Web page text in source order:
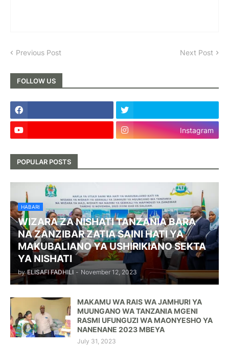
Previous Post Next Post
FOLLOW US
Instagram
POPULAR POSTS
HABARI
WIZARA ZA NISHATI TANZANIA BARA
NA ZANZIBAR ZATIA SAINI HATI YA
MAKUBALIANO YA USHIRIKIANO SEKTA
YA NISHATI
by ELISAFI FADHILI - November 12, 2023
MAKAMU WA RAIS WA JAMHURI YA
MUUNGANO WA TANZANIA MGENI
RASMI UFUNGUZI WA MAONYESHO YA
NANENANE 2023 MBEYA
July 31, 2023